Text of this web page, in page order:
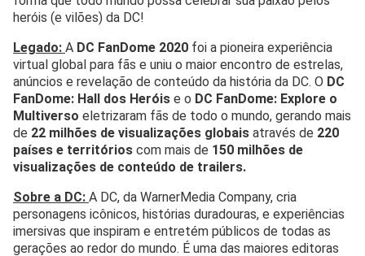
heróis (e vilões) da DC!
Legado: A DC FanDome 2020 foi a pioneira experiência
virtual global para fãs e uniu o maior encontro de estrelas,
anúncios e revelação de conteúdo da história da DC. O DC
FanDome: Hall dos Heróis e o DC FanDome: Explore o
Multiverso eletrizaram fãs de todo o mundo, gerando mais
de 22 milhões de visualizações globais através de 220
países e territórios com mais de 150 milhões de
visualizações de conteúdo de trailers.
Sobre a DC: A DC, da WarnerMedia Company, cria
personagens icônicos, histórias duradouras, e experiências
imersivas que inspiram e entretém públicos de todas as
gerações ao redor do mundo. É uma das maiores editoras